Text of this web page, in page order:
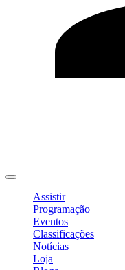
Assistir
Programação
Eventos
Classificações
Notícias
Loja